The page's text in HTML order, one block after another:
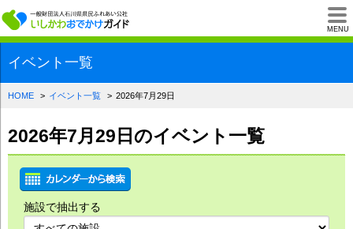
MENU
一般財団法人石川
イベント一覧
HOME イベント一覧 2026年7月29日
2026年7月29日のイベント一覧
施設で抽出する